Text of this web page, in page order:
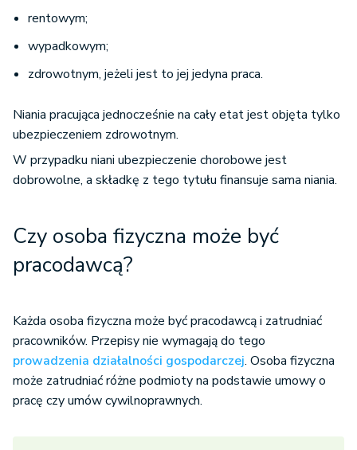
rentowym;
wypadkowym;
zdrowotnym, jeżeli jest to jej jedyna praca.
Niania pracująca jednocześnie na cały etat jest objęta tylko
ubezpieczeniem zdrowotnym.
W przypadku niani ubezpieczenie chorobowe jest
dobrowolne, a składkę z tego tytułu finansuje sama niania.
Czy osoba fizyczna może być
pracodawcą?
Każda osoba fizyczna może być pracodawcą i zatrudniać
pracowników. Przepisy nie wymagają do tego
prowadzenia działalności gospodarczej. Osoba fizyczna
może zatrudniać różne podmioty na podstawie umowy o
pracę czy umów cywilnoprawnych.